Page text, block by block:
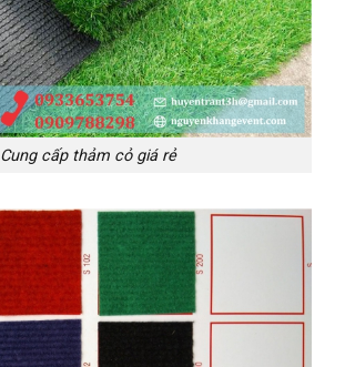
Cung cấp thảm cỏ giá rẻ